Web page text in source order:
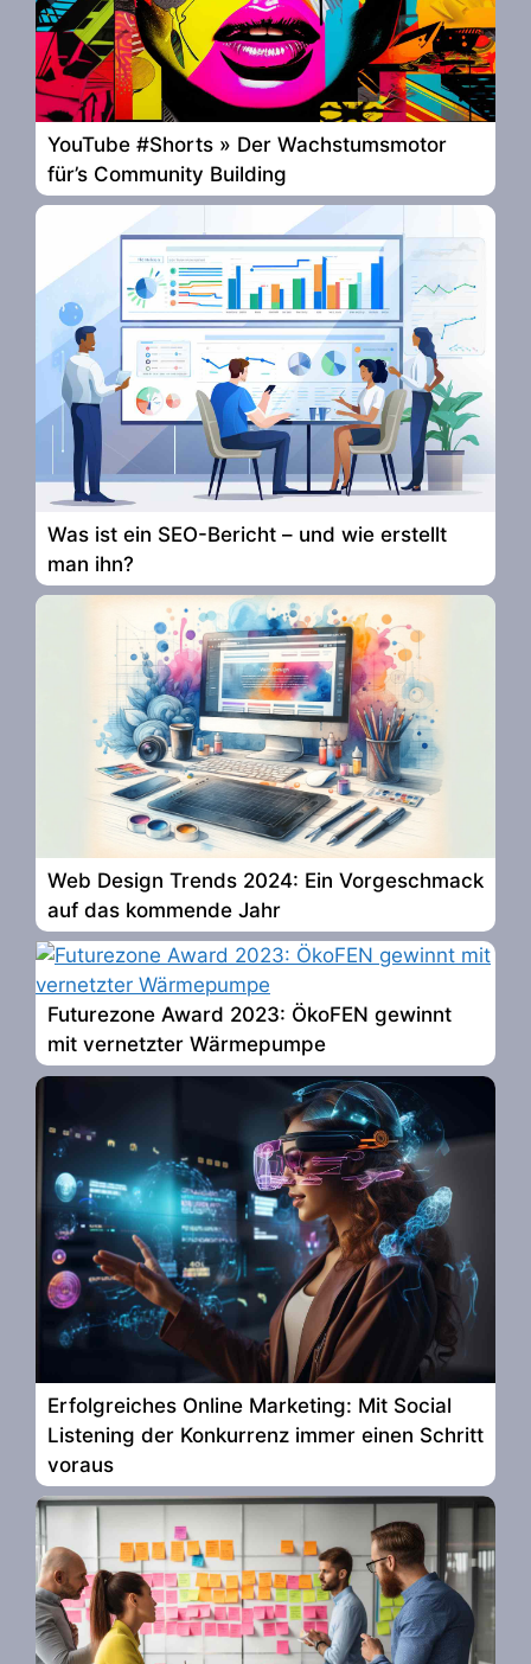
YouTube #Shorts » Der Wachstumsmotor
für’s Community Building
Was ist ein SEO-Bericht – und wie erstellt
man ihn?
Web Design Trends 2024: Ein Vorgeschmack
auf das kommende Jahr
Futurezone Award 2023: ÖkoFEN gewinnt
mit vernetzter Wärmepumpe
Erfolgreiches Online Marketing: Mit Social
Listening der Konkurrenz immer einen Schritt
voraus